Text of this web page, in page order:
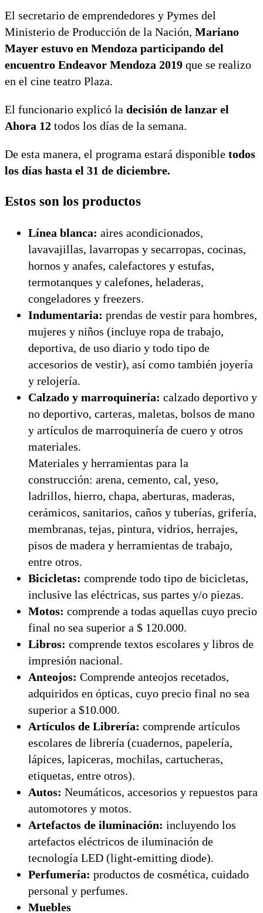
El secretario de emprendedores y Pymes del
Ministerio de Producción de la Nación, Mariano
Mayer estuvo en Mendoza participando del
encuentro Endeavor Mendoza 2019 que se realizo
en el cine teatro Plaza.
El funcionario explicó la decisión de lanzar el
Ahora 12 todos los días de la semana.
De esta manera, el programa estará disponible todos
los días hasta el 31 de diciembre.
Estos son los productos
Línea blanca: aires acondicionados,
lavavajillas, lavarropas y secarropas, cocinas,
hornos y anafes, calefactores y estufas,
termotanques y calefones, heladeras,
congeladores y freezers.
Indumentaria: prendas de vestir para hombres,
mujeres y niños (incluye ropa de trabajo,
deportiva, de uso diario y todo tipo de
accesorios de vestir), así como también joyería
y relojería.
Calzado y marroquinería: calzado deportivo y
no deportivo, carteras, maletas, bolsos de mano
y artículos de marroquinería de cuero y otros
materiales.
Materiales y herramientas para la
construcción: arena, cemento, cal, yeso,
ladrillos, hierro, chapa, aberturas, maderas,
cerámicos, sanitarios, caños y tuberías, grifería,
membranas, tejas, pintura, vidrios, herrajes,
pisos de madera y herramientas de trabajo,
entre otros.
Bicicletas: comprende todo tipo de bicicletas,
inclusive las eléctricas, sus partes y/o piezas.
Motos: comprende a todas aquellas cuyo precio
final no sea superior a $ 120.000.
Libros: comprende textos escolares y libros de
impresión nacional.
Anteojos: Comprende anteojos recetados,
adquiridos en ópticas, cuyo precio final no sea
superior a $10.000.
Artículos de Librería: comprende artículos
escolares de librería (cuadernos, papelería,
lápices, lapiceras, mochilas, cartucheras,
etiquetas, entre otros).
Autos: Neumáticos, accesorios y repuestos para
automotores y motos.
Artefactos de iluminación: incluyendo los
artefactos eléctricos de iluminación de
tecnología LED (light-emitting diode).
Perfumería: productos de cosmética, cuidado
personal y perfumes.
Muebles